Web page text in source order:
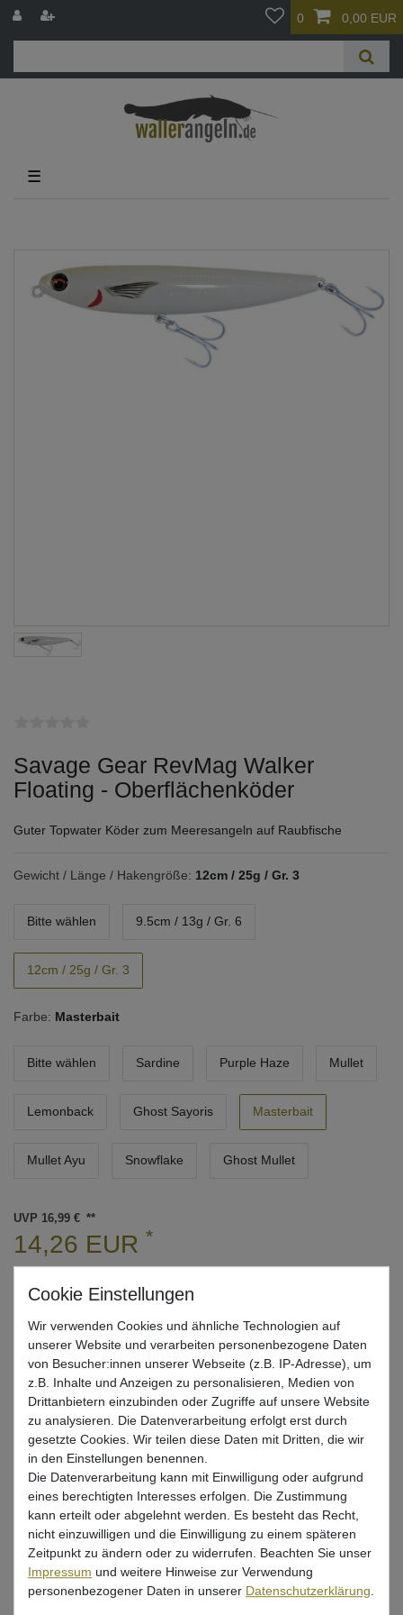
0 0,00 EUR
☰
Savage Gear RevMag Walker
Floating - Oberflächenköder
Guter Topwater Köder zum Meeresangeln auf Raubfische
Gewicht / Länge / Hakengröße: 12cm / 25g / Gr. 3
Bitte wählen 9.5cm / 13g / Gr. 6
12cm / 25g / Gr. 3
Farbe: Masterbait
Bitte wählen Sardine Purple Haze Mullet
Lemonback Ghost Sayoris Masterbait
Mullet Ayu Snowflake Ghost Mullet
UVP 16,99 €
14,26 EUR *
Informationen zur Berechnung des Liefertermins hier
Nur noch 4 Stück verfügbar
In den Warenkorb
Wunschliste
Bewertung
Wir verwenden Cookies und ähnliche Technologien auf
unserer Website und verarbeiten personenbezogene Daten
von Besucher:innen unserer Webseite (z.B. IP-Adresse), um
z.B. Inhalte und Anzeigen zu personalisieren, Medien von
Drittanbietern einzubinden oder Zugriffe auf unsere Website
zu analysieren. Die Datenverarbeitung erfolgt erst durch
gesetzte Cookies. Wir teilen diese Daten mit Dritten, die wir
in den Einstellungen benennen.
Die Datenverarbeitung kann mit Einwilligung oder aufgrund
eines berechtigten Interesses erfolgen. Die Zustimmung
kann erteilt oder abgelehnt werden. Es besteht das Recht,
nicht einzuwilligen und die Einwilligung zu einem späteren
Zeitpunkt zu ändern oder zu widerrufen. Beachten Sie unser
Impressum und weitere Hinweise zur Verwendung
personenbezogener Daten in unserer Daten­schutz­erklärung